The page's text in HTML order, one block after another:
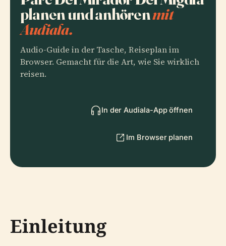
planen und anhörenmit
Audiala.
Audio-Guide in der Tasche, Reiseplan im
Browser. Gemacht für die Art, wie Sie wirklich
reisen.
In der Audiala-App öffnen
Im Browser planen
Einleitung